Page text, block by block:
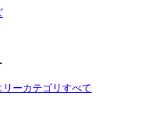
ーカテゴリすべて